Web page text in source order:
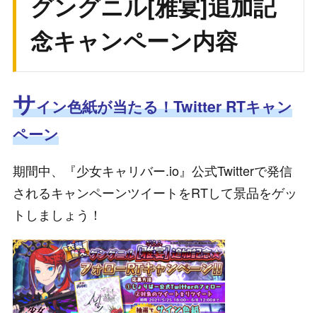
グングニル[雅宴]追加記
念キャンペーン内容
サイン色紙が当たる！Twitter RTキャン
ペーン
期間中、『少女キャリバー.io』公式Twitterで発信
されるキャンペーンツイートをRTして景品をゲッ
トしましょう！